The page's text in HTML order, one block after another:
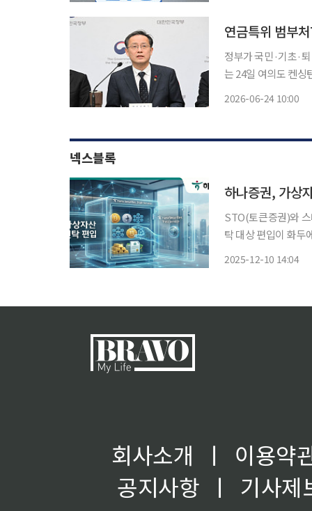
연금특위 범부
정부가 국민·기초·퇴
는 24일 여의도 켄싱
2026-06-24 10:00
넥스블록
하나증권, 가상
STO(토큰증권)와
탁 대상 편입이 화두에 올랐다. 10일 더불어민주당 박민규 의
2025-12-10 14:04
회사소개 ㅣ
이용약
공지사항
ㅣ
기사제